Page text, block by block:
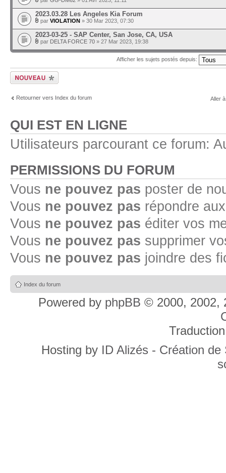
2023.03.28 Les Angeles Kia Forum
par VIOLATION » 30 Mar 2023, 07:30
2023-03-25 - SAP Center, San Jose, CA, USA
par DELTA FORCE 70 » 27 Mar 2023, 19:38
Afficher les sujets postés depuis:
Ecrire un nouveau
sujet
Retourner vers Index du forum Aller
QUI EST EN LIGNE
Utilisateurs parcourant ce forum:
PERMISSIONS DU FORUM
Vous ne pouvez pas poster de
Vous ne pouvez pas répondre
Vous ne pouvez pas éditer vos
Vous ne pouvez pas supprimer
Vous ne pouvez pas joindre des
Index du forum
Powered by phpBB © 2000, 2002,
Hosting by ID Alizés - Création